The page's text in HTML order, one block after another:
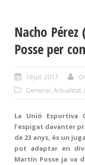
Nacho
Posse per
18 jul. 2017
General, Actualitat,
La Unió Esportiva
l’espigat davanter
de 23 anys, és un
pot adaptar en
Martín Posse ja va